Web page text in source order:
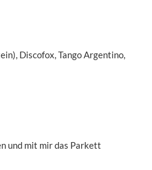
Discofox, Tango Argentino,
und mit mir das Parkett